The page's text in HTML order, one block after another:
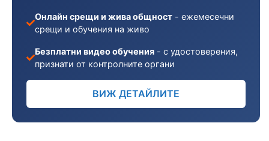
Онлайн срещи и жива общност - ежемесечни
срещи и обучения на живо
Безплатни видео обучения - с удостоверения,
признати от контролните органи
ВИЖ ДЕТАЙЛИТЕ